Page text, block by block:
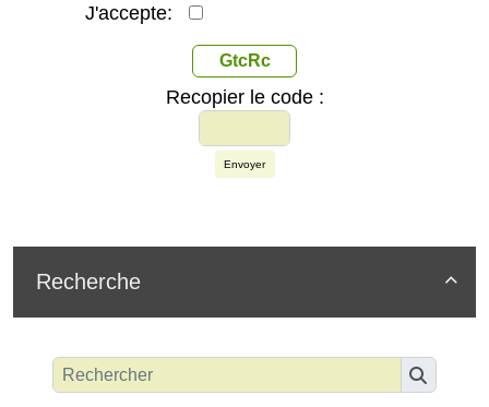
J'accepte:
GtcRc
Recopier le code :
Envoyer

Recherche